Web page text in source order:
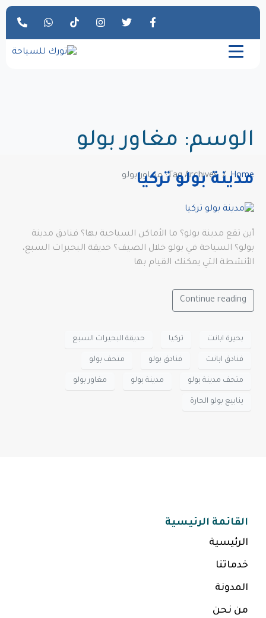
الوسم: مغاور بولو
Home Tag Archives: مغاور بولو
مدينة بولو تركيا
أين تقع مدينة بولو؟ ما الأماكن السياحية بها؟ فنادق مدينة
بولو؟ السياحة في بولو خلال الصيف؟ حديقة البحبرات السبع،
الأنشطة التي يمكنك القيام بها
Continue reading
بحيرة ابانت تركيا حديقة البحيرات السبع
فنادق ابانت فنادق بولو متحف بولو
متحف مدينة بولو مدينة بولو مغاور بولو
ينابيع بولو الحارة
القائمة الرئيسية
الرئيسية
خدماتنا
المدونة
من نحن